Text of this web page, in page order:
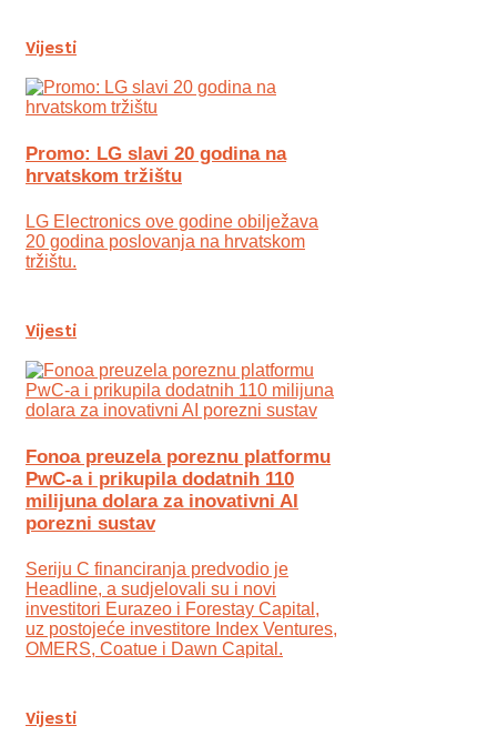
Vijesti
Promo: LG slavi 20 godina na
hrvatskom tržištu
LG Electronics ove godine obilježava
20 godina poslovanja na hrvatskom
tržištu.
Vijesti
Fonoa preuzela poreznu platformu
PwC-a i prikupila dodatnih 110
milijuna dolara za inovativni AI
porezni sustav
Seriju C financiranja predvodio je
Headline, a sudjelovali su i novi
investitori Eurazeo i Forestay Capital,
uz postojeće investitore Index Ventures,
OMERS, Coatue i Dawn Capital.
Vijesti